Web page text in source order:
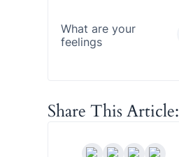
What are your
feelings
Share This Article: